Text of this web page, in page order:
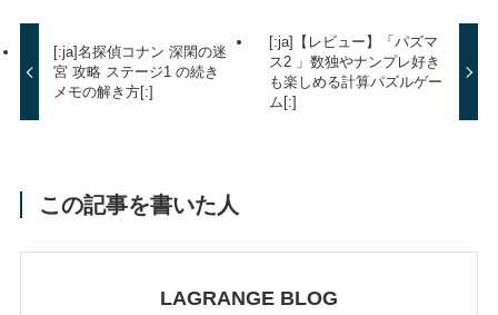
[:ja]名探偵コナン 深閑の迷
宮 攻略 ステージ1 の続き
メモの解き方[:]
[:ja]【レビュー】「パズマ
ス2 」数独やナンプレ好き
も楽しめる計算パズルゲー
ム[:]
この記事を書いた人
LAGRANGE BLOG